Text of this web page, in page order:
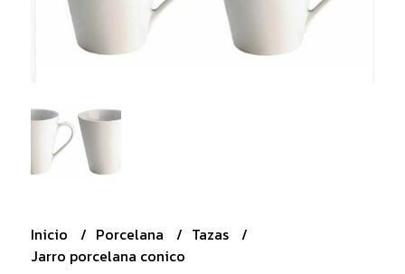
Inicio Porcelana
Tazas
Jarro porcelana conico